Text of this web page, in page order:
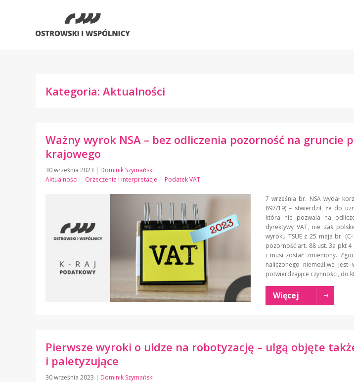
Kategoria: Aktualności
Ważny wyrok NSA – bez odliczenia pozorność na gruncie
krajowego
30 września 2023 | Dominik Szymański
Aktualności
Orzeczenia i interpretacje Podatek VAT
7 września br. NSA wydał
897/19) – stwierdził, że do
która nie pozwala na
dyrektywy VAT, nie zaś
wyroku TSUE z 25 maja br.
pozorność art. 88 ust. 3a pkt 4
i musi zostać zmieniony.
naliczonego niemożliwe
potwierdzające czynności, do
Więcej
Pierwsze wyroki o uldze na robotyzację – ulgą objęte
i paletyzujące
30 września 2023 | Dominik Szymański